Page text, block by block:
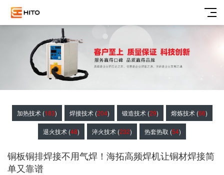
加热技术 (183) 焊接技术 (204) 锻造技术 (29) 熔炼技术 (66)
退火技术 (48) 淬火技术 (232) 热套热取 (54)
铜板铜排焊接不用气焊！海拓高频焊机让铜材焊接简
单又靠谱